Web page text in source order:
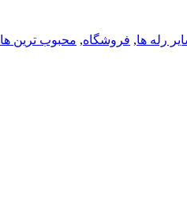
رله ها, فروشگاه, محبوب ترین ها